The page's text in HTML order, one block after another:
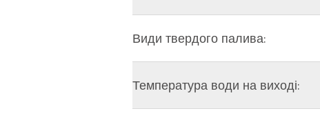
Види твердого палива:
Температура води на виході: